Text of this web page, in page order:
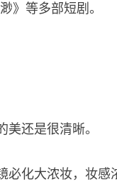
》等多部短剧。
美还是很清晰。
化大浓妆，妆感